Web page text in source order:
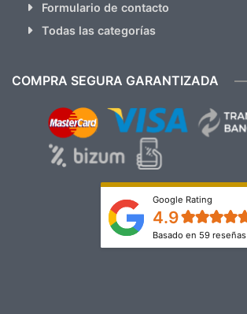
Formulario de contacto
Todas las categorías
COMPRA SEGURA GARANTIZADA
Google Rating
4.9
Basado en 59 reseñas